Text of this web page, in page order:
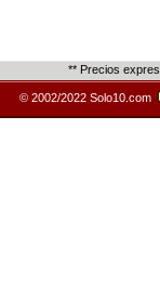
** Precios
© 2002/2022 Solo10.com